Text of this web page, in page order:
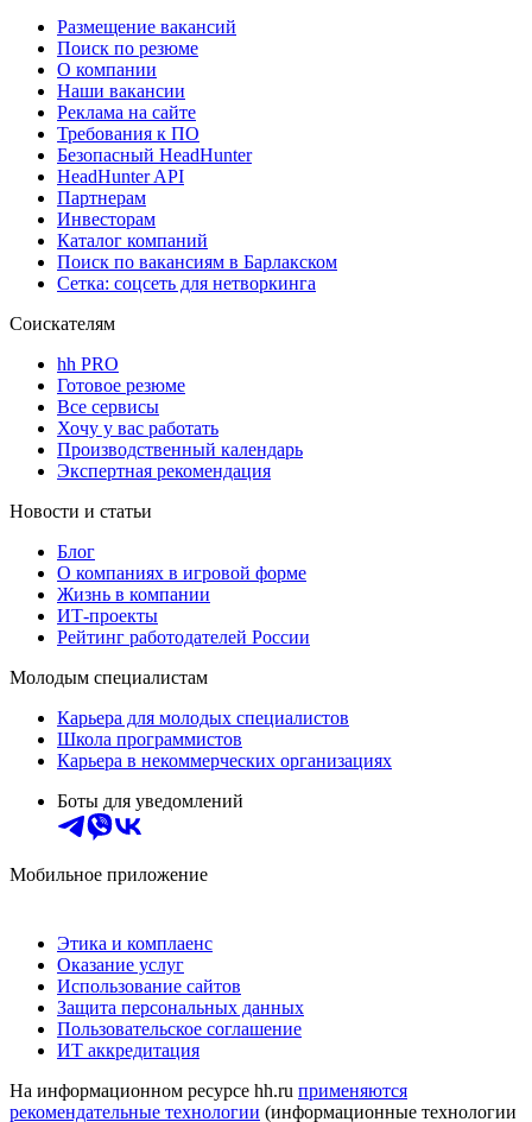
Размещение вакансий
Поиск по резюме
О компании
Наши вакансии
Реклама на сайте
Требования к ПО
Безопасный HeadHunter
HeadHunter API
Партнерам
Инвесторам
Каталог компаний
Поиск по вакансиям в Барлакском
Сетка: соцсеть для нетворкинга
Соискателям
hh PRO
Готовое резюме
Все сервисы
Хочу у вас работать
Производственный календарь
Экспертная рекомендация
Новости и статьи
Блог
О компаниях в игровой форме
Жизнь в компании
ИТ-проекты
Рейтинг работодателей России
Молодым специалистам
Карьера для молодых специалистов
Школа программистов
Карьера в некоммерческих организациях
Боты для уведомлений
Мобильное приложение
Этика и комплаенс
Оказание услуг
Использование сайтов
Защита персональных данных
Пользовательское соглашение
ИТ аккредитация
На информационном ресурсе hh.ru применяются
рекомендательные технологии (информационные технологии